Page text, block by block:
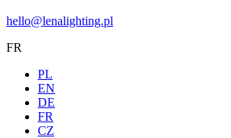
hello@lenalighting.pl
FR
PL
EN
DE
FR
CZ